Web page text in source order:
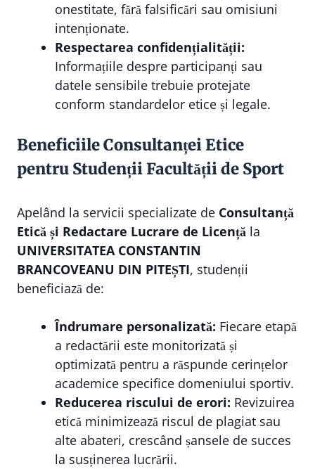
onestitate, fără falsificări sau omisiuni
intenționate.
Respectarea confidențialității:
Informațiile despre participanți sau
datele sensibile trebuie protejate
conform standardelor etice și legale.
Beneficiile Consultanței Etice
pentru Studenții Facultății de Sport
Apelând la servicii specializate de Consultanță
Etică și Redactare Lucrare de Licență la
UNIVERSITATEA CONSTANTIN
BRANCOVEANU DIN PITEȘTI, studenții
beneficiază de:
Îndrumare personalizată: Fiecare etapă
a redactării este monitorizată și
optimizată pentru a răspunde cerințelor
academice specifice domeniului sportiv.
Reducerea riscului de erori: Revizuirea
etică minimizează riscul de plagiat sau
alte abateri, crescând șansele de succes
la susținerea lucrării.